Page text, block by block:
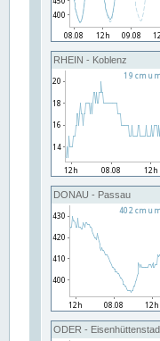
RHEIN - Koblenz
DONAU - Passau
ODER -